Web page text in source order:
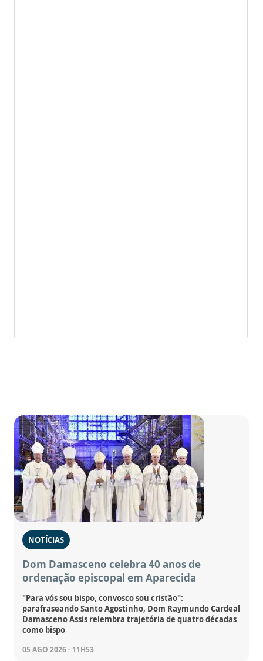
NOTÍCIAS
Dom Damasceno celebra 40 anos de
ordenação episcopal em Aparecida
"Para vós sou bispo, convosco sou cristão":
parafraseando Santo Agostinho, Dom Raymundo Cardeal
Damasceno Assis relembra trajetória de quatro décadas
como bispo
05 AGO 2026 - 11H53